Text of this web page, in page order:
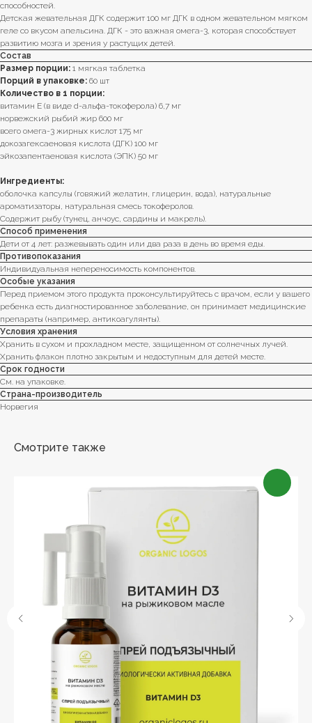
способностей.
Детская жевательная ДГК содержит 100 мг ДГК в одном жевательном мягком
геле со вкусом апельсина. ДГК - это важная омега-3, которая способствует
развитию мозга и зрения у растущих детей.
Состав
Размер порции: 1 мягкая таблетка
Порций в упаковке: 60 шт
Количество в 1 порции:
витамин E (в виде d-альфа-токоферола) 6,7 мг
норвежский рыбий жир 600 мг
всего омега-3 жирных кислот 175 мг
докозагексаеновая кислота (ДГК) 100 мг
эйкозапентаеновая кислота (ЭПК) 50 мг
Ингредиенты:
оболочка капсулы (говяжий желатин, глицерин, вода), натуральные
ароматизаторы, натуральная смесь токоферолов.
Содержит рыбу (тунец, анчоус, сардины и макрель).
Способ применения
Дети от 4 лет: разжевывать один или два раза в день во время еды.
Противопоказания
Индивидуальная непереносимость компонентов.
Особые указания
Перед приемом этого продукта проконсультируйтесь с врачом, если у вашего
ребенка есть диагностированное заболевание, он принимает медицинские
препараты (например, антикоагулянты).
Условия хранения
Хранить в сухом и прохладном месте, защищенном от солнечных лучей.
Хранить флакон плотно закрытым и недоступным для детей месте.
Срок годности
См. на упаковке.
Страна-производитель
Норвегия
Смотрите также